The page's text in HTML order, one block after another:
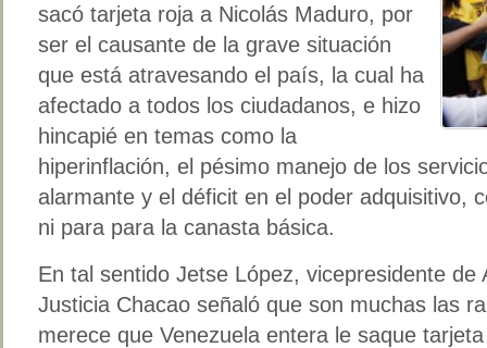
sacó tarjeta roja a Nicolás Maduro, por
ser el causante de la grave situación
que está atravesando el país, la cual ha
afectado a todos los ciudadanos, e hizo
hincapié en temas como la
hiperinflación, el pésimo manejo de los
alarmante y el déficit en el poder adquisitivo,
ni para para la canasta básica.
En tal sentido Jetse López, vicepresidente
Justicia Chacao señaló que son muchas las
merece que Venezuela entera le saque